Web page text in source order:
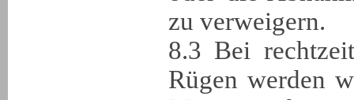
zu verweigern.
8.3 Bei
Rügen werden